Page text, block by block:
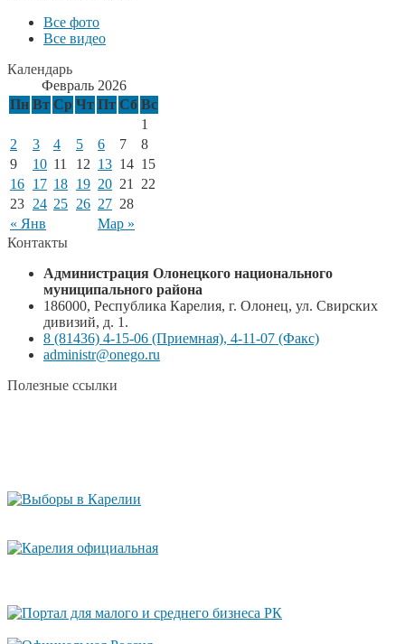
Все фото
Все видео
Календарь
Февраль 2026
Пн Вт Ср Чт Пт Сб Вс
« Янв Мар »
1
2
3 4 5 6 7
8
9
10 11 12 13 14 15
16 17 18 19 20 21
22
23 24 25 26 27 28
Контакты
Администрация Олонецкого национального
муниципального района
186000, Республика Карелия, г. Олонец, ул. Свирских
дивизий, д. 1.
8 (81436) 4-15-06 (Приемная), 4-11-07 (Факс)
administr@onego.ru
Полезные ссылки